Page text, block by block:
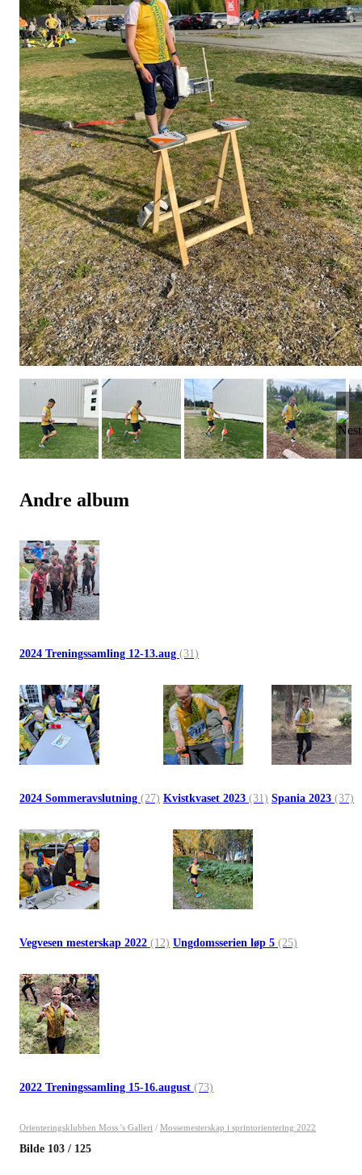
Andre album
2024 Treningssamling 12-13.aug (31)
2024 Sommeravslutning (27) Kvistkvaset 2023 (31) Spania 2023 (37)
Vegvesen mesterskap 2022 (12) Ungdomsserien løp 5 (25)
2022 Treningssamling 15-16.august (73)
Orienteringsklubben Moss 's Galleri / Mossemesterskap i sprintorientering 2022
Bilde 103 / 125